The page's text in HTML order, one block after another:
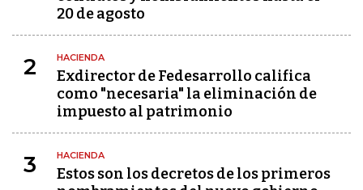
20 de agosto
2 HACIENDA
Exdirector de Fedesarrollo califica
como "necesaria" la eliminación de
impuesto al patrimonio
3 HACIENDA
Estos son los decretos de los primeros